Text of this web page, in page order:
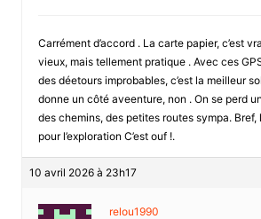
Carrément d’accord . La carte papier, c’est
vieux, mais tellement pratique . Avec ces
des déetours improbables, c’est la meilleur
donne un côté aveenture, non . On se perd
des chemins, des petites routes sympa.
pour l’exploration C’est ouf !.
10 avril 2026 à 23h17
relou1990